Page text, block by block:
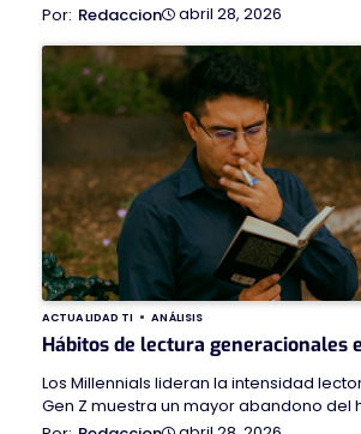
Redaccion
abril 28, 2026
ACTUALIDAD TI ANÁLISIS
Hábitos de lectura generacionales
Los Millennials lideran la intensidad
Gen Z muestra un mayor abandono del